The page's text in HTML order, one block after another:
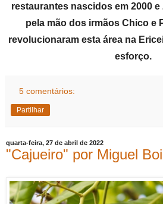
restaurantes nascidos em 2000
pela mão dos irmãos Chico e
revolucionaram esta área na
esforço.
5 comentários:
Partilhar
quarta-feira, 27 de abril de 2022
"Cajueiro" por Miguel